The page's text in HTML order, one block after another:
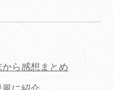
ら感想まとめ